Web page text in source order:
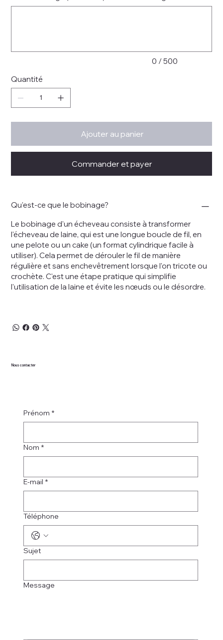
0 / 500
Quantité
Ajouter au panier
Commander et payer
Qu'est-ce que le bobinage?
Le bobinage d'un écheveau consiste à transformer
l'écheveau de laine, qui est une longue boucle de fil, en
une pelote ou un cake (un format cylindrique facile à
utiliser). Cela permet de dérouler le fil de manière
régulière et sans enchevêtrement lorsque l'on tricote ou
crochète. C'est une étape pratique qui simplifie
l'utilisation de la laine et évite les nœuds ou le désordre.
Prénom *
Nom *
E-mail *
Téléphone
Sujet
Message
Nous contacter